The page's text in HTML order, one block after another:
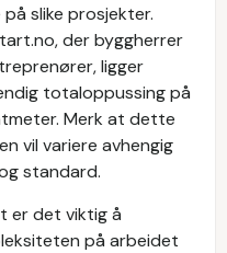
slike prosjekter.
der byggherrer
ligger
totaloppussing på
Merk at dette
vil variere avhengig
standard.
er det viktig å
på arbeidet